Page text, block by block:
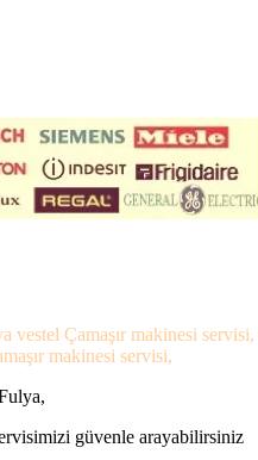
Çamaşır makinesi
makinesi servisi,
güvenle arayabilirsiniz